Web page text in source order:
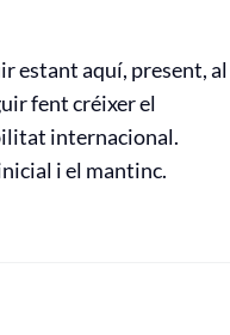
estant aquí, present, al
fent créixer el
internacional.
i el mantinc.